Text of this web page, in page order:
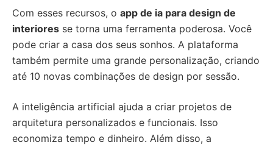
Com esses recursos, o app de ia para design de
interiores se torna uma ferramenta poderosa. Você
pode criar a casa dos seus sonhos. A plataforma
também permite uma grande personalização, criando
até 10 novas combinações de design por sessão.
A inteligência artificial ajuda a criar projetos de
arquitetura personalizados e funcionais. Isso
economiza tempo e dinheiro. Além disso, a